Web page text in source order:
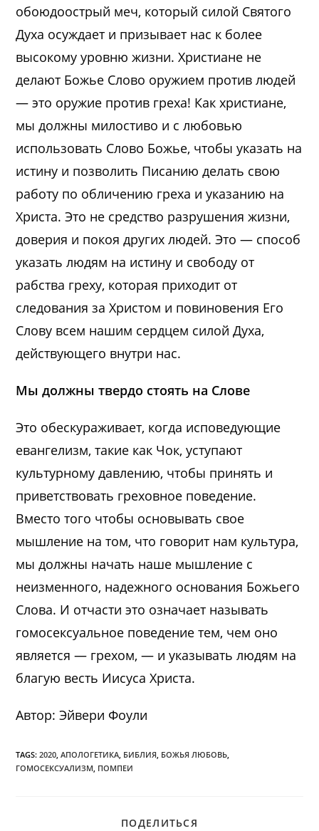
обоюдоострый меч, который силой Святого
Духа осуждает и призывает нас к более
высокому уровню жизни. Христиане не
делают Божье Слово оружием против людей
— это оружие против греха! Как христиане,
мы должны милостиво и с любовью
использовать Слово Божье, чтобы указать на
истину и позволить Писанию делать свою
работу по обличению греха и указанию на
Христа. Это не средство разрушения жизни,
доверия и покоя других людей. Это — способ
указать людям на истину и свободу от
рабства греху, которая приходит от
следования за Христом и повиновения Его
Слову всем нашим сердцем силой Духа,
действующего внутри нас.
Мы должны твердо стоять на Слове
Это обескураживает, когда исповедующие
евангелизм, такие как Чок, уступают
культурному давлению, чтобы принять и
приветствовать греховное поведение.
Вместо того чтобы основывать свое
мышление на том, что говорит нам культура,
мы должны начать наше мышление с
неизменного, надежного основания Божьего
Слова. И отчасти это означает называть
гомосексуальное поведение тем, чем оно
является — грехом, — и указывать людям на
благую весть Иисуса Христа.
Автор: Эйвери Фоули
TAGS:2020, АПОЛОГЕТИКА, БИБЛИЯ, БОЖЬЯ ЛЮБОВЬ,
ГОМОСЕКСУАЛИЗМ, ПОМПЕИ
ПОДЕЛИТЬСЯ